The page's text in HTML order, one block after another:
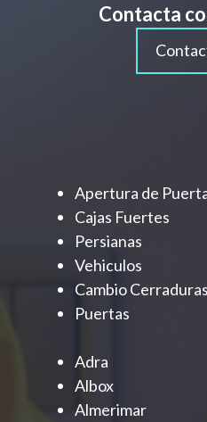
Contacta
Apertura de
Cajas Fuertes
Persianas
Vehiculos
Cambio Cerraduras
Puertas
Adra
Albox
Almerimar